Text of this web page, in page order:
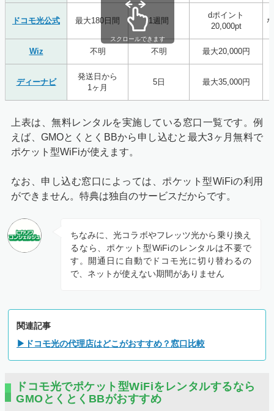
ドコモ光公式 最大180日間 1週間
dポイント
20,000pt
Wiz 不明 不明
最大20,000円
ディーナビ
発送日から
1ヶ月
5日 最大35,000円
スクロールできます
上表は、無料レンタルを実施している窓口一覧です。例
えば、GMOとくとくBBから申し込むと最大3ヶ月無料で
ポケット型WiFiが使えます。
なお、申し込む窓口によっては、ポケット型WiFiの利用
ができません。特典は独自のサービスだからです。
ちなみに、光コラボやフレッツ光から乗り換え
るなら、ポケット型WiFiのレンタルは不要で
す。開通日に自動でドコモ光に切り替わるの
で、ネットが使えない期間がありません
関連記事
▶ドコモ光の代理店はどこがおすすめ？窓口比較
ドコモ光でポケット型WiFiをレンタルするなら
GMOとくとくBBがおすすめ